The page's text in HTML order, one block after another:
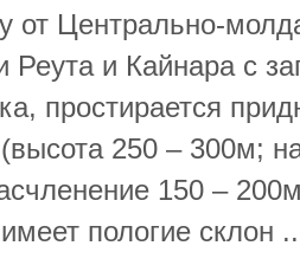
от Центрально-
и Кайнара с
простирается
250 – 300м;
150 –
пологие склон